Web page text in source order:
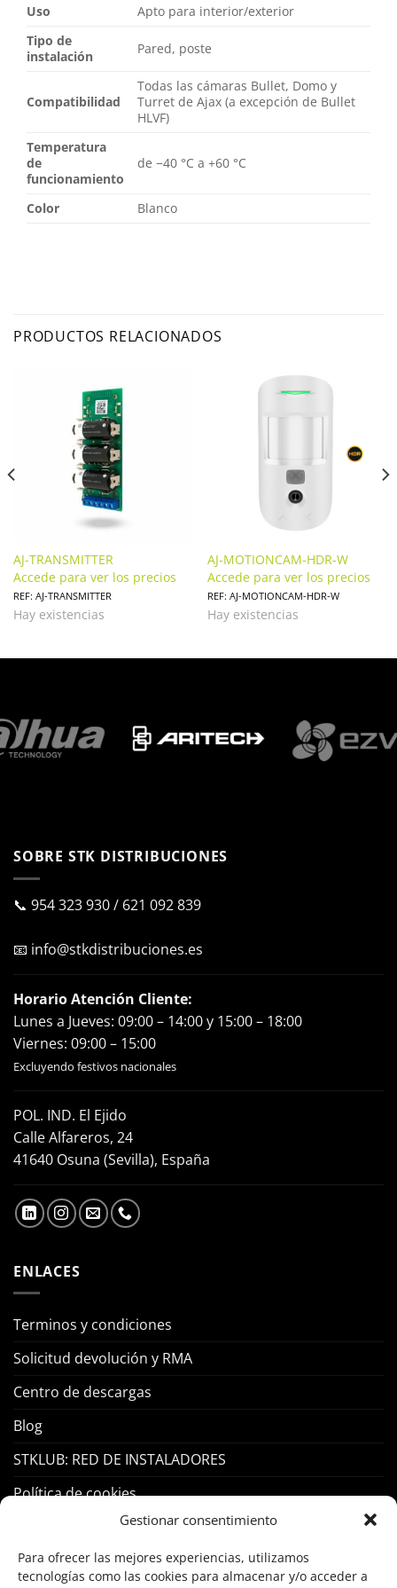
Gestionar consentimiento
Para ofrecer las mejores experiencias, utilizamos
tecnologías como las cookies para almacenar y/o acceder a
Uso
Apto para interior/exterior
Tipo de
instalación
Pared, poste
Compatibilidad
Todas las cámaras Bullet, Domo y
Turret de Ajax (a excepción de Bullet
HLVF)
Temperatura
de
funcionamiento
de −40 °C a +60 °C
Color Blanco
PRODUCTOS RELACIONADOS
AJ-TRANSMITTER
Accede para ver los precios
REF: AJ-TRANSMITTER
Hay existencias
AJ-MOTIONCAM-HDR-W
Accede para ver los precios
REF: AJ-MOTIONCAM-HDR-W
Hay existencias
SOBRE STK DISTRIBUCIONES
📞 954 323 930/ 621 092 839
📧 info@stkdistribuciones.es
Horario Atención Cliente:
Lunes a Jueves: 09:00 – 14:00 y 15:00 – 18:00
Viernes: 09:00 – 15:00
Excluyendo festivos nacionales
POL. IND. El Ejido
Calle Alfareros, 24
41640 Osuna (Sevilla), España
ENLACES
Terminos y condiciones
Solicitud devolución y RMA
Centro de descargas
Blog
STKLUB: RED DE INSTALADORES
Política de cookies